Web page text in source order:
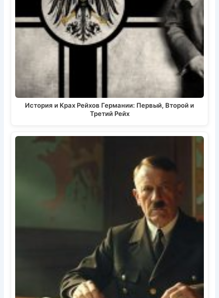
История и Крах Рейхов Германии: Первый, Второй и
Третий Рейх